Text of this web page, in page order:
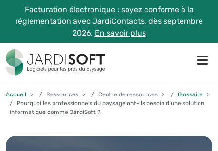
Facturation électronique : soyez conforme à la
réglementation avec JardiContacts, dès septembre
2026. En savoir plus
Accueil Ressources Centre de ressources
Glossaire
Pourquoi les professionnels du paysage ont-ils besoin d’une solution
informatique comme JardiSoft ?